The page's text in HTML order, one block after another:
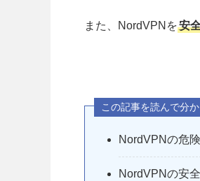
また、NordVPNを安
この記事を読んで分
NordVPNの危
NordVPNの安